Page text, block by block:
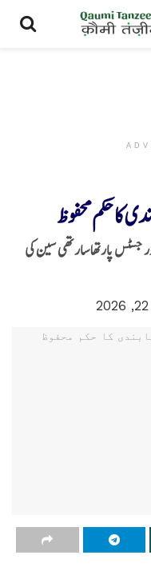
کا حکم محفوظ
پارتھا سارتھی سین کی